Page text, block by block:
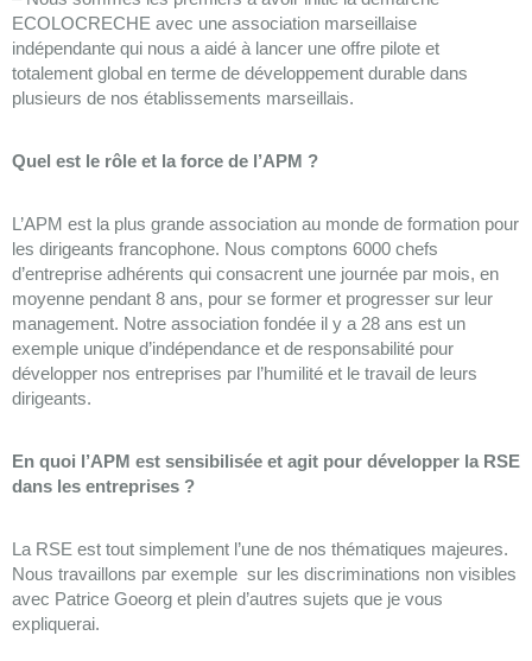
ECOLOCRECHE avec une association marseillaise
indépendante qui nous a aidé à lancer une offre pilote et
totalement global en terme de développement durable dans
plusieurs de nos établissements marseillais.
Quel est le rôle et la force de l’APM ?
L’APM est la plus grande association au monde de formation pour
les dirigeants francophone. Nous comptons 6000 chefs
d’entreprise adhérents qui consacrent une journée par mois, en
moyenne pendant 8 ans, pour se former et progresser sur leur
management. Notre association fondée il y a 28 ans est un
exemple unique d’indépendance et de responsabilité pour
développer nos entreprises par l’humilité et le travail de leurs
dirigeants.
En quoi l’APM est sensibilisée et agit pour développer la RSE
dans les entreprises ?
La RSE est tout simplement l’une de nos thématiques majeures.
Nous travaillons par exemple sur les discriminations non visibles
avec Patrice Goeorg et plein d’autres sujets que je vous
expliquerai.